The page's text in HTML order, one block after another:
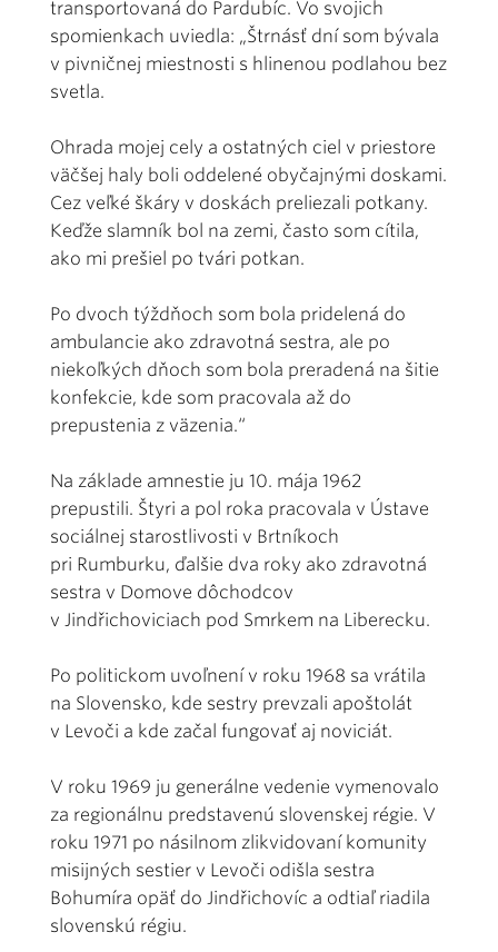
transportovaná do Pardubíc. Vo svojich
spomienkach uviedla: „Štrnásť dní som bývala
v pivničnej miestnosti s hlinenou podlahou bez
svetla.
Ohrada mojej cely a ostatných ciel v priestore
väčšej haly boli oddelené obyčajnými doskami.
Cez veľké škáry v doskách preliezali potkany.
Keďže slamník bol na zemi, často som cítila,
ako mi prešiel po tvári potkan.
Po dvoch týždňoch som bola pridelená do
ambulancie ako zdravotná sestra, ale po
niekoľkých dňoch som bola preradená na šitie
konfekcie, kde som pracovala až do
prepustenia z väzenia.“
Na základe amnestie ju 10. mája 1962
prepustili. Štyri a pol roka pracovala v Ústave
sociálnej starostlivosti v Brtníkoch
pri Rumburku, ďalšie dva roky ako zdravotná
sestra v Domove dôchodcov
v Jindřichoviciach pod Smrkem na Liberecku.
Po politickom uvoľnení v roku 1968 sa vrátila
na Slovensko, kde sestry prevzali apoštolát
v Levoči a kde začal fungovať aj noviciát.
V roku 1969 ju generálne vedenie vymenovalo
za regionálnu predstavenú slovenskej régie. V
roku 1971 po násilnom zlikvidovaní komunity
misijných sestier v Levoči odišla sestra
Bohumíra opäť do Jindřichovíc a odtiaľ riadila
slovenskú régiu.